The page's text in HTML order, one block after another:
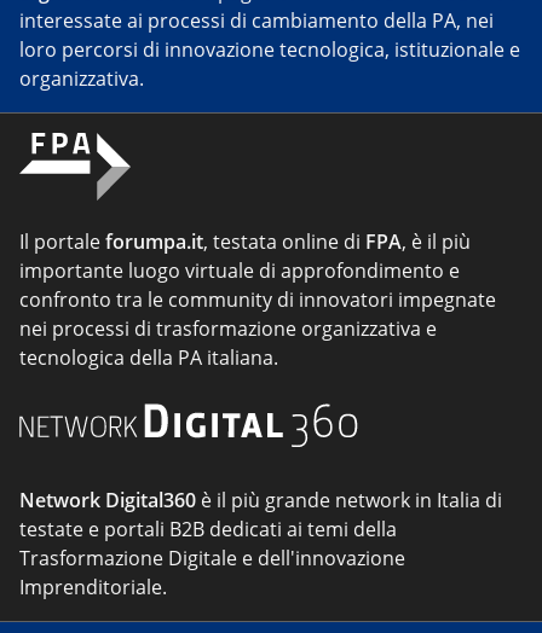
interessate ai processi di cambiamento della PA, nei
loro percorsi di innovazione tecnologica, istituzionale e
organizzativa.
Il portaleforumpa.it, testata online di FPA, è il più
importante luogo virtuale di approfondimento e
confronto tra le community di innovatori impegnate
nei processi di trasformazione organizzativa e
tecnologica della PA italiana.
Network Digital360 è il più grande network in Italia di
testate e portali B2B dedicati ai temi della
Trasformazione Digitale e dell'innovazione
Imprenditoriale.